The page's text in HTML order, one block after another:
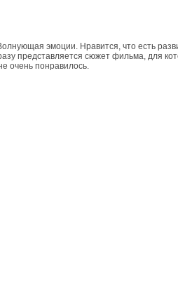
эмоции. Нравится, что есть
представляется сюжет фильма, для
очень понравилось.